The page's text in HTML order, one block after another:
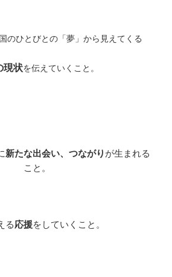
のひとびとの「夢」から見えてくる
現状を伝えていくこと。
新たな出会い、つながり が生まれる
こと。
る応援をしていくこと。